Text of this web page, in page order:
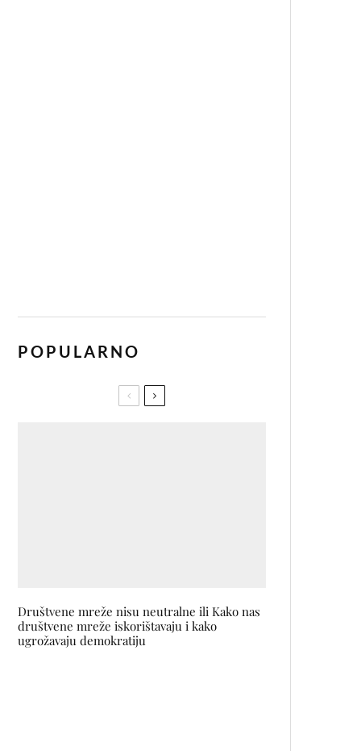
POPULARNO
Društvene mreže nisu neutralne ili Kako nas
društvene mreže iskorištavaju i kako
ugrožavaju demokratiju